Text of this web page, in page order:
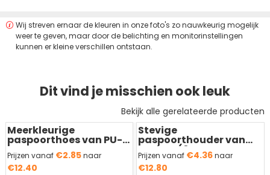
Wij streven ernaar de kleuren in onze foto's zo nauwkeurig mogelijk
weer te geven, maar door de belichting en monitorinstellingen
kunnen er kleine verschillen ontstaan.
Dit vind je misschien ook leuk
Bekijk alle gerelateerde producten
Meerkleurige
paspoorthoes van PU-
leer
Prijzen vanaf €2.85naar
€12.40
Stevige
paspoorthouder van
PU-leer (6
kaartsleuven)
Prijzen vanaf €4.36naar
€12.80